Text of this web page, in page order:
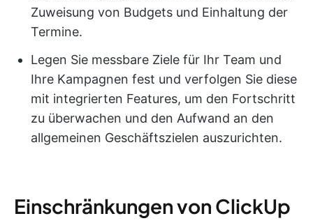
Zuweisung von Budgets und Einhaltung der
Termine.
Legen Sie messbare Ziele für Ihr Team und
Ihre Kampagnen fest und verfolgen Sie diese
mit integrierten Features, um den Fortschritt
zu überwachen und den Aufwand an den
allgemeinen Geschäftszielen auszurichten.
Einschränkungen von ClickUp